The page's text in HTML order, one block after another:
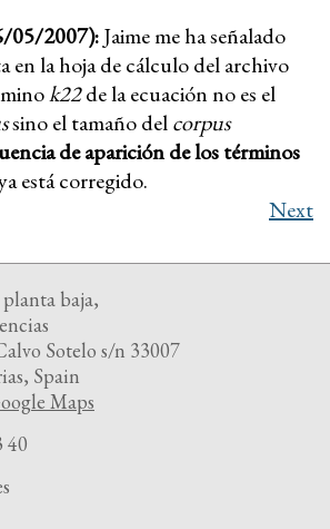
05/2007):Jaime me ha señalado
en la hoja de cálculo del archivo
k22de la ecuación no es el
sino el tamaño delcorpus
de aparición de los términos
está corregido.
Next
baja,
Sotelo s/n 33007
Spain
Maps
40